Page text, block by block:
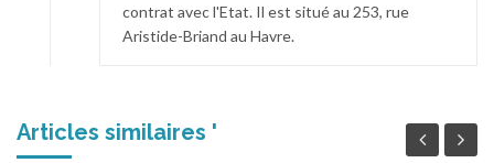
contrat avec l'Etat. Il est situé au 253, rue
Aristide-Briand au Havre.
Articles similaires '